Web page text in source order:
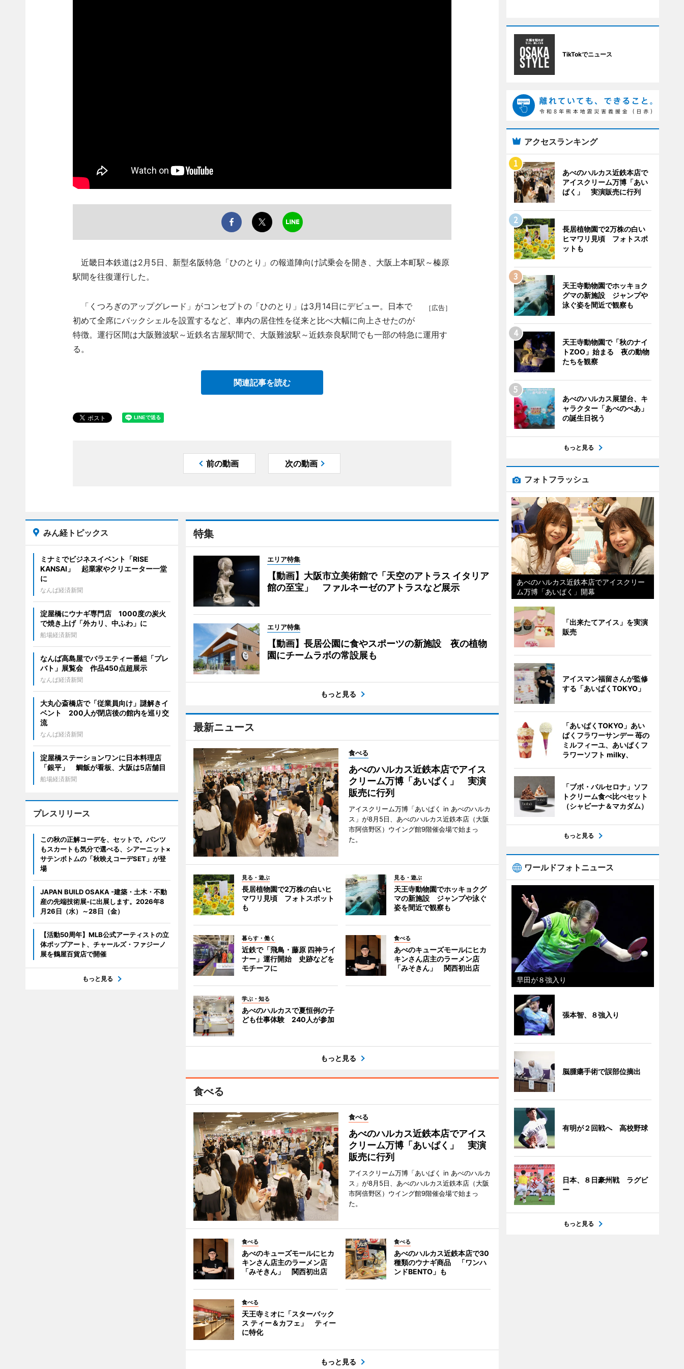
近畿日本鉄道は2月5日、新型名阪特急「ひのとり」の報道陣向け試乗会を開き、大阪上本町駅～榛原
駅間を往復運行した。
［広告］
「くつろぎのアップグレード」がコンセプトの「ひのとり」は3月14日にデビュー。日本で
初めて全席にバックシェルを設置するなど、車内の居住性を従来と比べ大幅に向上させたのが
特徴。運行区間は大阪難波駅～近鉄名古屋駅間で、大阪難波駅～近鉄奈良駅間でも一部の特急に運用す
る。
関連記事を読む
前の動画 次の動画
特集
エリア特集
【動画】大阪市立美術館で「天空のアトラス イタリア
館の至宝」 ファルネーゼのアトラスなど展示
エリア特集
【動画】長居公園に食やスポーツの新施設 夜の植物
園にチームラボの常設展も
もっと見る
最新ニュース
食べる
あべのハルカス近鉄本店でアイス
クリーム万博「あいぱく」 実演
販売に行列
アイスクリーム万博「あいぱく in あべのハルカ
ス」が8月5日、あべのハルカス近鉄本店（大阪
市阿倍野区）ウイング館9階催会場で始まっ
た。
見る・遊ぶ
長居植物園で2万株の白いヒ
マワリ見頃 フォトスポット
も
見る・遊ぶ
天王寺動物園でホッキョクグ
マの新施設 ジャンプや泳ぐ
姿を間近で観察も
暮らす・働く
近鉄で「飛鳥・藤原 四神ライ
ナー」運行開始 史跡などを
モチーフに
食べる
あべのキューズモールにヒカ
キンさん店主のラーメン店
「みそきん」 関西初出店
学ぶ・知る
あべのハルカスで夏恒例の子
ども仕事体験 240人が参加
もっと見る
食べる
食べる
あべのハルカス近鉄本店でアイス
クリーム万博「あいぱく」 実演
販売に行列
アイスクリーム万博「あいぱく in あべのハルカ
ス」が8月5日、あべのハルカス近鉄本店（大阪
市阿倍野区）ウイング館9階催会場で始まっ
た。
食べる
あべのキューズモールにヒカ
キンさん店主のラーメン店
「みそきん」 関西初出店
食べる
あべのハルカス近鉄本店で30
種類のウナギ商品 「ワンハ
ンドBENTO」も
食べる
天王寺ミオに「スターバック
ス ティー＆カフェ」 ティー
に特化
もっと見る
みん経トピックス
ミナミでビジネスイベント「RISE
KANSAI」 起業家やクリエーター一堂
に
なんば経済新聞
淀屋橋にウナギ専門店 1000度の炭火
で焼き上げ「外カリ、中ふわ」に
船場経済新聞
なんば高島屋でバラエティー番組「プレ
バト」展覧会 作品450点超展示
なんば経済新聞
大丸心斎橋店で「従業員向け」謎解きイ
ベント 200人が閉店後の館内を巡り交
流
なんば経済新聞
淀屋橋ステーションワンに日本料理店
「銀平」 鯛飯が看板、大阪は5店舗目
船場経済新聞
プレスリリース
この秋の正解コーデを、セットで。パンツ
もスカートも気分で選べる、シアーニット×
サテンボトムの「秋映えコーデSET」が登
場
JAPAN BUILD OSAKA -建築・土木・不動
産の先端技術展-に出展します。2026年8
月26日（水）～28日（金）
【活動50周年】MLB公式アーティストの立
体ポップアート、チャールズ・ファジーノ
展を鶴屋百貨店で開催
もっと見る
TikTokでニュース
アクセスランキング
あべのハルカス近鉄本店で
アイスクリーム万博「あい
ぱく」 実演販売に行列
長居植物園で2万株の白い
ヒマワリ見頃 フォトスポ
ットも
天王寺動物園でホッキョク
グマの新施設 ジャンプや
泳ぐ姿を間近で観察も
天王寺動物園で「秋のナイ
トZOO」始まる 夜の動物
たちを観察
あべのハルカス展望台、キ
ャラクター「あべのべあ」
の誕生日祝う
もっと見る
フォトフラッシュ
あべのハルカス近鉄本店でアイスクリー
ム万博「あいぱく」開幕
「出来たてアイス」を実演
販売
アイスマン福留さんが監修
する「あいぱくTOKYO」
「あいぱくTOKYO」あい
ぱくフラワーサンデー 苺の
ミルフィーユ、あいぱくフ
ラワーソフト milky、
「ブボ・バルセロナ」ソフ
トクリーム食べ比べセット
（シャビーナ＆マカダム）
もっと見る
ワールドフォトニュース
早田が８強入り
張本智、８強入り
脳腫瘍手術で誤部位摘出
有明が２回戦へ 高校野球
日本、８日豪州戦 ラグビ
ー
もっと見る